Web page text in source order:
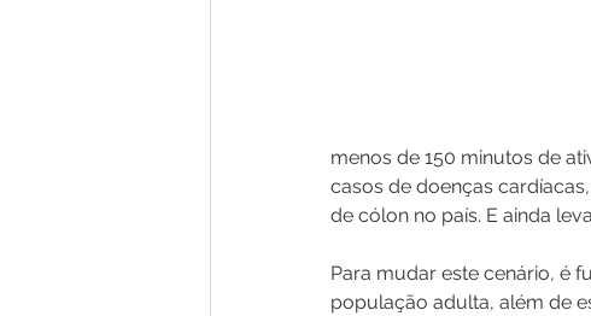
menos de 150 minutos de
casos de doenças cardíacas,
de cólon no país. E ainda
Para mudar este cenário, é
população adulta, além de